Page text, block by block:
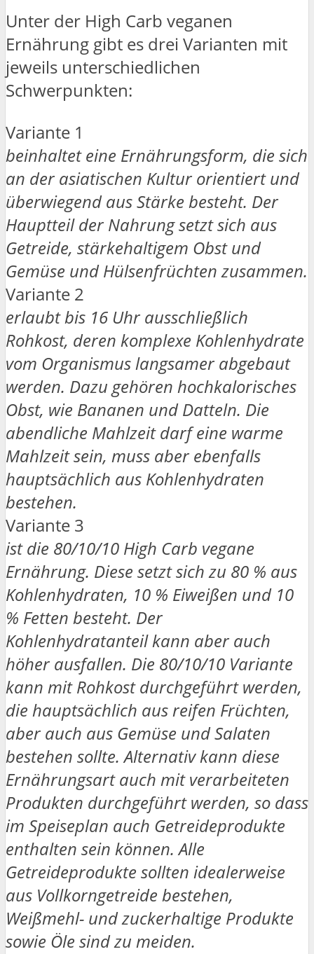
Unter der High Carb veganen
Ernährung gibt es drei Varianten mit
jeweils unterschiedlichen
Schwerpunkten:
Variante 1
beinhaltet eine Ernährungsform, die sich
an der asiatischen Kultur orientiert und
überwiegend aus Stärke besteht. Der
Hauptteil der Nahrung setzt sich aus
Getreide, stärkehaltigem Obst und
Gemüse und Hülsenfrüchten zusammen.
Variante 2
erlaubt bis 16 Uhr ausschließlich
Rohkost, deren komplexe Kohlenhydrate
vom Organismus langsamer abgebaut
werden. Dazu gehören hochkalorisches
Obst, wie Bananen und Datteln. Die
abendliche Mahlzeit darf eine warme
Mahlzeit sein, muss aber ebenfalls
hauptsächlich aus Kohlenhydraten
bestehen.
Variante 3
ist die 80/10/10 High Carb vegane
Ernährung. Diese setzt sich zu 80 % aus
Kohlenhydraten, 10 % Eiweißen und 10
% Fetten besteht. Der
Kohlenhydratanteil kann aber auch
höher ausfallen. Die 80/10/10 Variante
kann mit Rohkost durchgeführt werden,
die hauptsächlich aus reifen Früchten,
aber auch aus Gemüse und Salaten
bestehen sollte. Alternativ kann diese
Ernährungsart auch mit verarbeiteten
Produkten durchgeführt werden, so dass
im Speiseplan auch Getreideprodukte
enthalten sein können. Alle
Getreideprodukte sollten idealerweise
aus Vollkorngetreide bestehen,
Weißmehl- und zuckerhaltige Produkte
sowie Öle sind zu meiden.